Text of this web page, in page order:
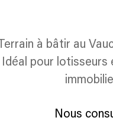
Terrain à bâtir au
Idéal pour lotisseurs
Nous